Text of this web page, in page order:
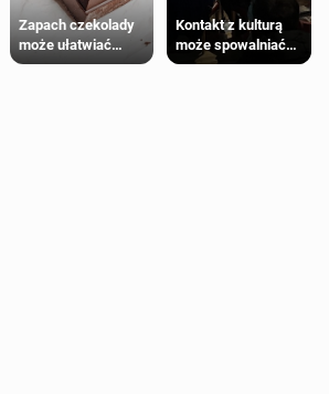
Zapach czekolady
może ułatwiać
trening siłowy
Kontakt z kulturą
może spowalniać
starzenie